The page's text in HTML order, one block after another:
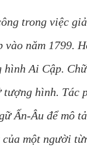
trong việc
năm 1799.
Ai Cập.
hình.
Ấn-Âu để mô
một người